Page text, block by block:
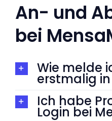
An- und
bei
Wie melde
erstmalig
Ich habe
Login bei